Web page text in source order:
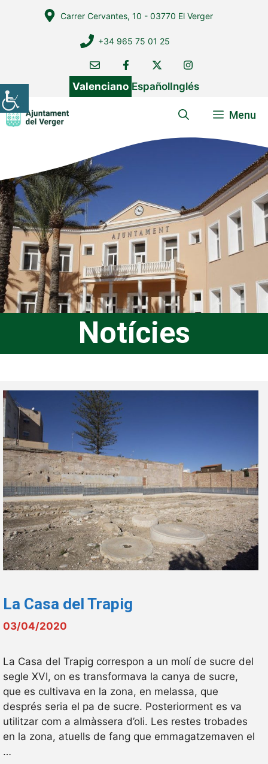
Carrer Cervantes, 10 - 03770 El Verger
+34 965 75 01 25
Valenciano EspañolInglés
Menu
Notícies
La Casa del Trapig
03/04/2020
La Casa del Trapig correspon a un molí de sucre del
segle XVI, on es transformava la canya de sucre,
que es cultivava en la zona, en melassa, que
després seria el pa de sucre. Posteriorment es va
utilitzar com a almàssera d’oli. Les restes trobades
en la zona, atuells de fang que emmagatzemaven el
…